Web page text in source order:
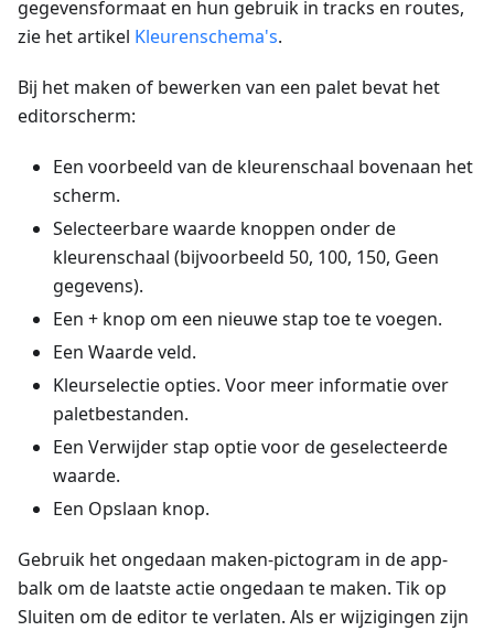
gegevensformaat en hun gebruik in tracks en routes,
zie het artikel Kleurenschema's.
Bij het maken of bewerken van een palet bevat het
editorscherm:
Een voorbeeld van de kleurenschaal bovenaan het
scherm.
Selecteerbare waarde knoppen onder de
kleurenschaal (bijvoorbeeld 50, 100, 150, Geen
gegevens).
Een + knop om een nieuwe stap toe te voegen.
Een Waarde veld.
Kleurselectie opties. Voor meer informatie over
paletbestanden.
Een Verwijder stap optie voor de geselecteerde
waarde.
Een Opslaan knop.
Gebruik het ongedaan maken-pictogram in de app-
balk om de laatste actie ongedaan te maken. Tik op
Sluiten om de editor te verlaten. Als er wijzigingen zijn